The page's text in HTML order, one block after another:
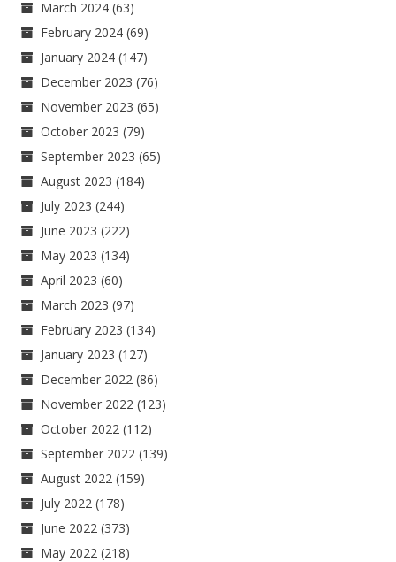
March 2024 (63)
February 2024 (69)
January 2024 (147)
December 2023 (76)
November 2023 (65)
October 2023 (79)
September 2023 (65)
August 2023 (184)
July 2023 (244)
June 2023 (222)
May 2023 (134)
April 2023 (60)
March 2023 (97)
February 2023 (134)
January 2023 (127)
December 2022 (86)
November 2022 (123)
October 2022 (112)
September 2022 (139)
August 2022 (159)
July 2022 (178)
June 2022 (373)
May 2022 (218)